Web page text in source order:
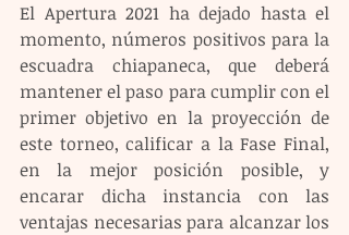
El Apertura 2021 ha dejado hasta el
momento, números positivos para la
escuadra chiapaneca, que deberá
mantener el paso para cumplir con el
primer objetivo en la proyección de
este torneo, calificar a la Fase Final,
en la mejor posición posible, y
encarar dicha instancia con las
ventajas necesarias para alcanzar los